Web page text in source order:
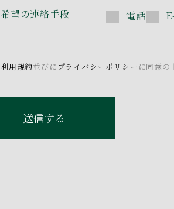
希望の連絡手段 電話
利用規約並びに プライバシーポリシー に同意の
送信する